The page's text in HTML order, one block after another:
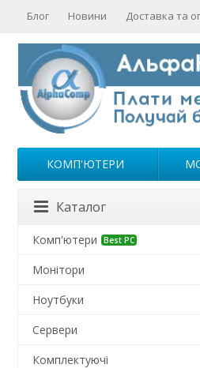
Блог Новини Доставка та
КОМП'ЮТЕРИ
Каталог
Комп'ютери Best PC
Монітори
Ноутбуки
Сервери
Комплектуючі